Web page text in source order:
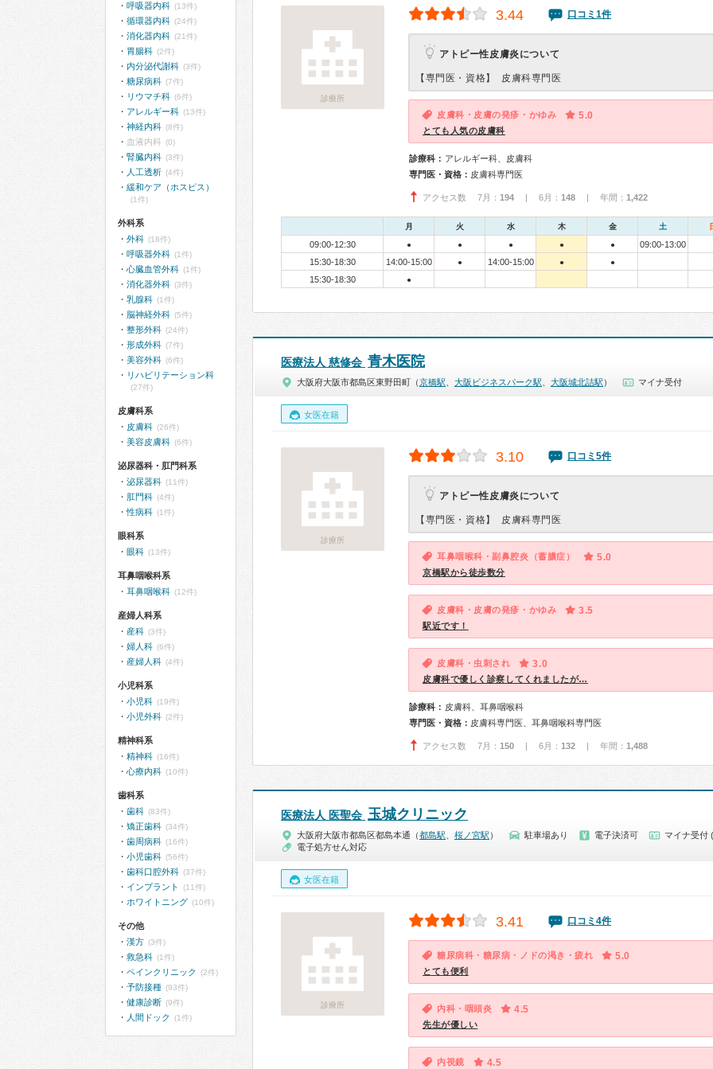
診療所
3.44 口コミ1件
アトピー性皮膚炎について
【専門医・資格】 皮膚科専門医
皮膚科・皮膚の発疹・かゆみ 5.0
とても人気の皮膚科
診療科： アレルギー科、皮膚科
専門医・資格： 皮膚科専門医
アクセス数 7月： 194 | 6月： 148 | 年間： 1,422
月 火 水 木 金 土
09:00-12:30 ● ● ● ● ●
09:00-13:00
15:30-18:30
14:00-15:00 ● 14:00-15:00 ● ●
15:30-18:30 ●
医療法人 慈修会 青木医院
大阪府大阪市都島区東野田町（京橋駅 大阪ビジネスパーク駅 大阪城北詰駅 ） マイナ受付
女医在籍
診療所
3.10 口コミ5件
アトピー性皮膚炎について
【専門医・資格】 皮膚科専門医
耳鼻咽喉科・副鼻腔炎（蓄膿症） 5.0
京橋駅から徒歩数分
皮膚科・皮膚の発疹・かゆみ 3.5
駅近です！
皮膚科・虫刺され 3.0
皮膚科で優しく診察してくれましたが…
診療科： 皮膚科、耳鼻咽喉科
専門医・資格： 皮膚科専門医、耳鼻咽喉科専門医
アクセス数 7月： 150 | 6月： 132 | 年間： 1,488
医療法人 医聖会 玉城クリニック
大阪府大阪市都島区都島本通（都島駅 桜ノ宮駅 ） 駐車場あり 電子決済可
マイナ受付
電子処方せん対応
女医在籍
診療所
3.41 口コミ4件
糖尿病科・糖尿病・ノドの渇き・疲れ 5.0
とても便利
内科・咽頭炎 4.5
先生が優しい
内視鏡 4.5
呼吸器内科 (13件)
循環器内科 (24件)
消化器内科 (21件)
胃腸科 (2件)
内分泌代謝科 (3件)
糖尿病科 (7件)
リウマチ科 (6件)
アレルギー科 (13件)
神経内科 (8件)
血液内科 (0)
腎臓内科 (3件)
人工透析 (4件)
緩和ケア（ホスピス）
(1件)
外科系
外科 (18件)
呼吸器外科 (1件)
心臓血管外科 (1件)
消化器外科 (3件)
乳腺科 (1件)
脳神経外科 (5件)
整形外科 (24件)
形成外科 (7件)
美容外科 (6件)
リハビリテーション科
(27件)
皮膚科系
皮膚科 (26件)
美容皮膚科 (6件)
泌尿器科・肛門科系
泌尿器科 (11件)
肛門科 (4件)
性病科 (1件)
眼科系
眼科 (13件)
耳鼻咽喉科系
耳鼻咽喉科 (12件)
産婦人科系
産科 (3件)
婦人科 (6件)
産婦人科 (4件)
小児科系
小児科 (19件)
小児外科 (2件)
精神科系
精神科 (16件)
心療内科 (10件)
歯科系
歯科 (83件)
矯正歯科 (34件)
歯周病科 (16件)
小児歯科 (56件)
歯科口腔外科 (37件)
インプラント (11件)
ホワイトニング (10件)
その他
漢方 (3件)
救急科 (1件)
ペインクリニック (2件)
予防接種 (93件)
健康診断 (9件)
人間ドック (1件)